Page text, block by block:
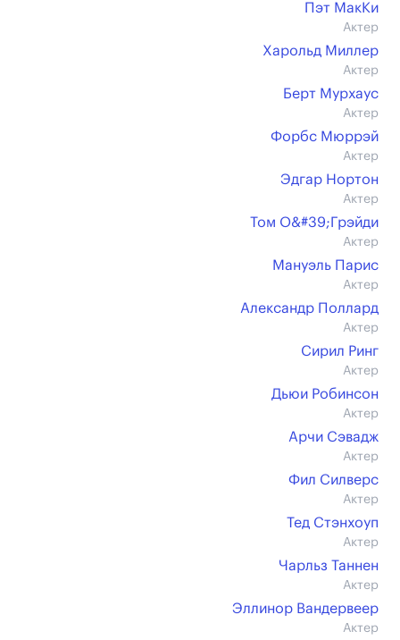
Пэт МакКи
Актер
Харольд Миллер
Актер
Берт Мурхаус
Актер
Форбс Мюррэй
Актер
Эдгар Нортон
Актер
Том О&#39;Грэйди
Актер
Мануэль Парис
Актер
Александр Поллард
Актер
Сирил Ринг
Актер
Дьюи Робинсон
Актер
Арчи Сэвадж
Актер
Фил Силверс
Актер
Тед Стэнхоуп
Актер
Чарльз Таннен
Актер
Эллинор Вандервеер
Актер